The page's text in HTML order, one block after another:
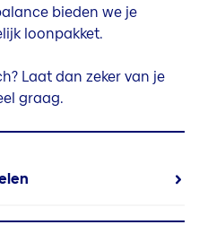
bieden we je
loonpakket.
Laat dan zeker van je
graag.